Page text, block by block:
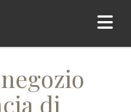
di Vicenza
di